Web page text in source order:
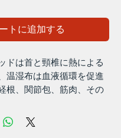
トに追加する
ドは首と頸椎に熱による
温湿布は血液循環を促進
根、関節包、筋肉、その
調節可能(レベル1: 45℃ --